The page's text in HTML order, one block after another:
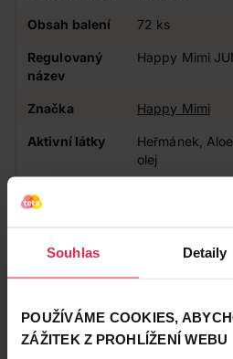
Souhlas Detaily
POUŽÍVÁME COOKIES,
ZÁŽITEK Z PROHLÍŽENÍ WEBU
Obsah balení 72 ks
Regulovaný
název
Happy Mimi
Značka Happy Mimi
Aktivní látky
Heřmánek,
olej
Doplňkové
informace
Bez
Působení Pečující
Zákazníci také často